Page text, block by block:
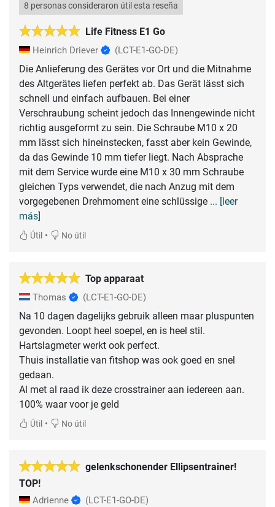
Life Fitness E1 Go
8 personas consideraron útil esta reseña
Heinrich Driever (LCT-E1-GO-DE)
Die Anlieferung des Gerätes vor Ort und die Mitnahme
des Altgerätes liefen perfekt ab. Das Gerät lässt sich
schnell und einfach aufbauen. Bei einer
Verschraubung scheint jedoch das Innengewinde nicht
richtig ausgeformt zu sein. Die Schraube M10 x 20
mm lässt sich hineinstecken, fasst aber kein Gewinde,
da das Gewinde 10 mm tiefer liegt. Nach Absprache
mit dem Service wurde eine M10 x 30 mm Schraube
gleichen Typs verwendet, die nach Anzug mit dem
vorgegebenen Drehmoment eine schlüssige ... [leer
más]
Útil • No útil
Top apparaat
Thomas (LCT-E1-GO-DE)
Na 10 dagen dagelijks gebruik alleen maar pluspunten
gevonden. Loopt heel soepel, en is heel stil.
Hartslagmeter werkt ook perfect.
Thuis installatie van fitshop was ook goed en snel
gedaan.
Al met al raad ik deze crosstrainer aan iedereen aan.
100% waar voor je geld
Útil • No útil
gelenkschonender Ellipsentrainer!
TOP!
Adrienne (LCT-E1-GO-DE)